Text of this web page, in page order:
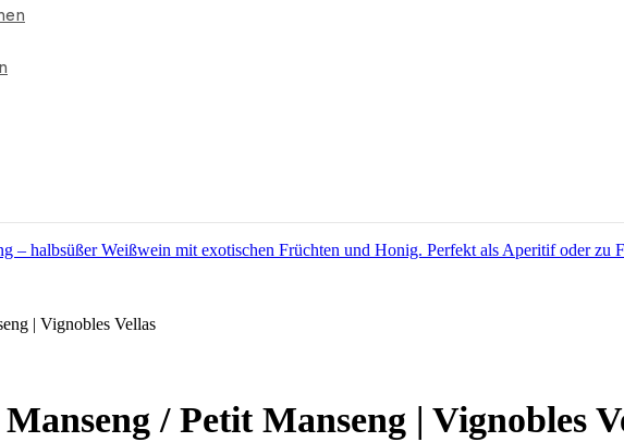
| Vignobles Vellas
/ Petit Manseng | Vignobles